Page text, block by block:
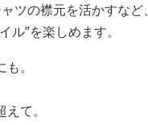
ツの襟元を活かすなど、
ル”を楽しめます。
。
て。